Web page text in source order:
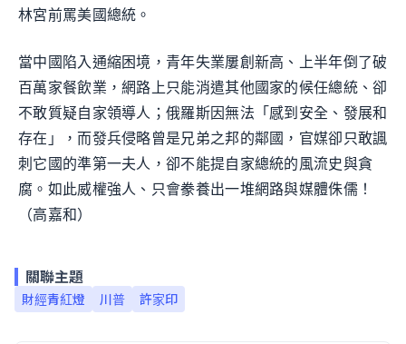
林宮前罵美國總統。
當中國陷入通縮困境，青年失業屢創新高、上半年倒了破
百萬家餐飲業，網路上只能消遣其他國家的候任總統、卻
不敢質疑自家領導人；俄羅斯因無法「感到安全、發展和
存在」，而發兵侵略曾是兄弟之邦的鄰國，官媒卻只敢諷
刺它國的準第一夫人，卻不能提自家總統的風流史與貪
腐。如此威權強人、只會豢養出一堆網路與媒體侏儒！
（高嘉和）
關聯主題
財經青紅燈 川普 許家印